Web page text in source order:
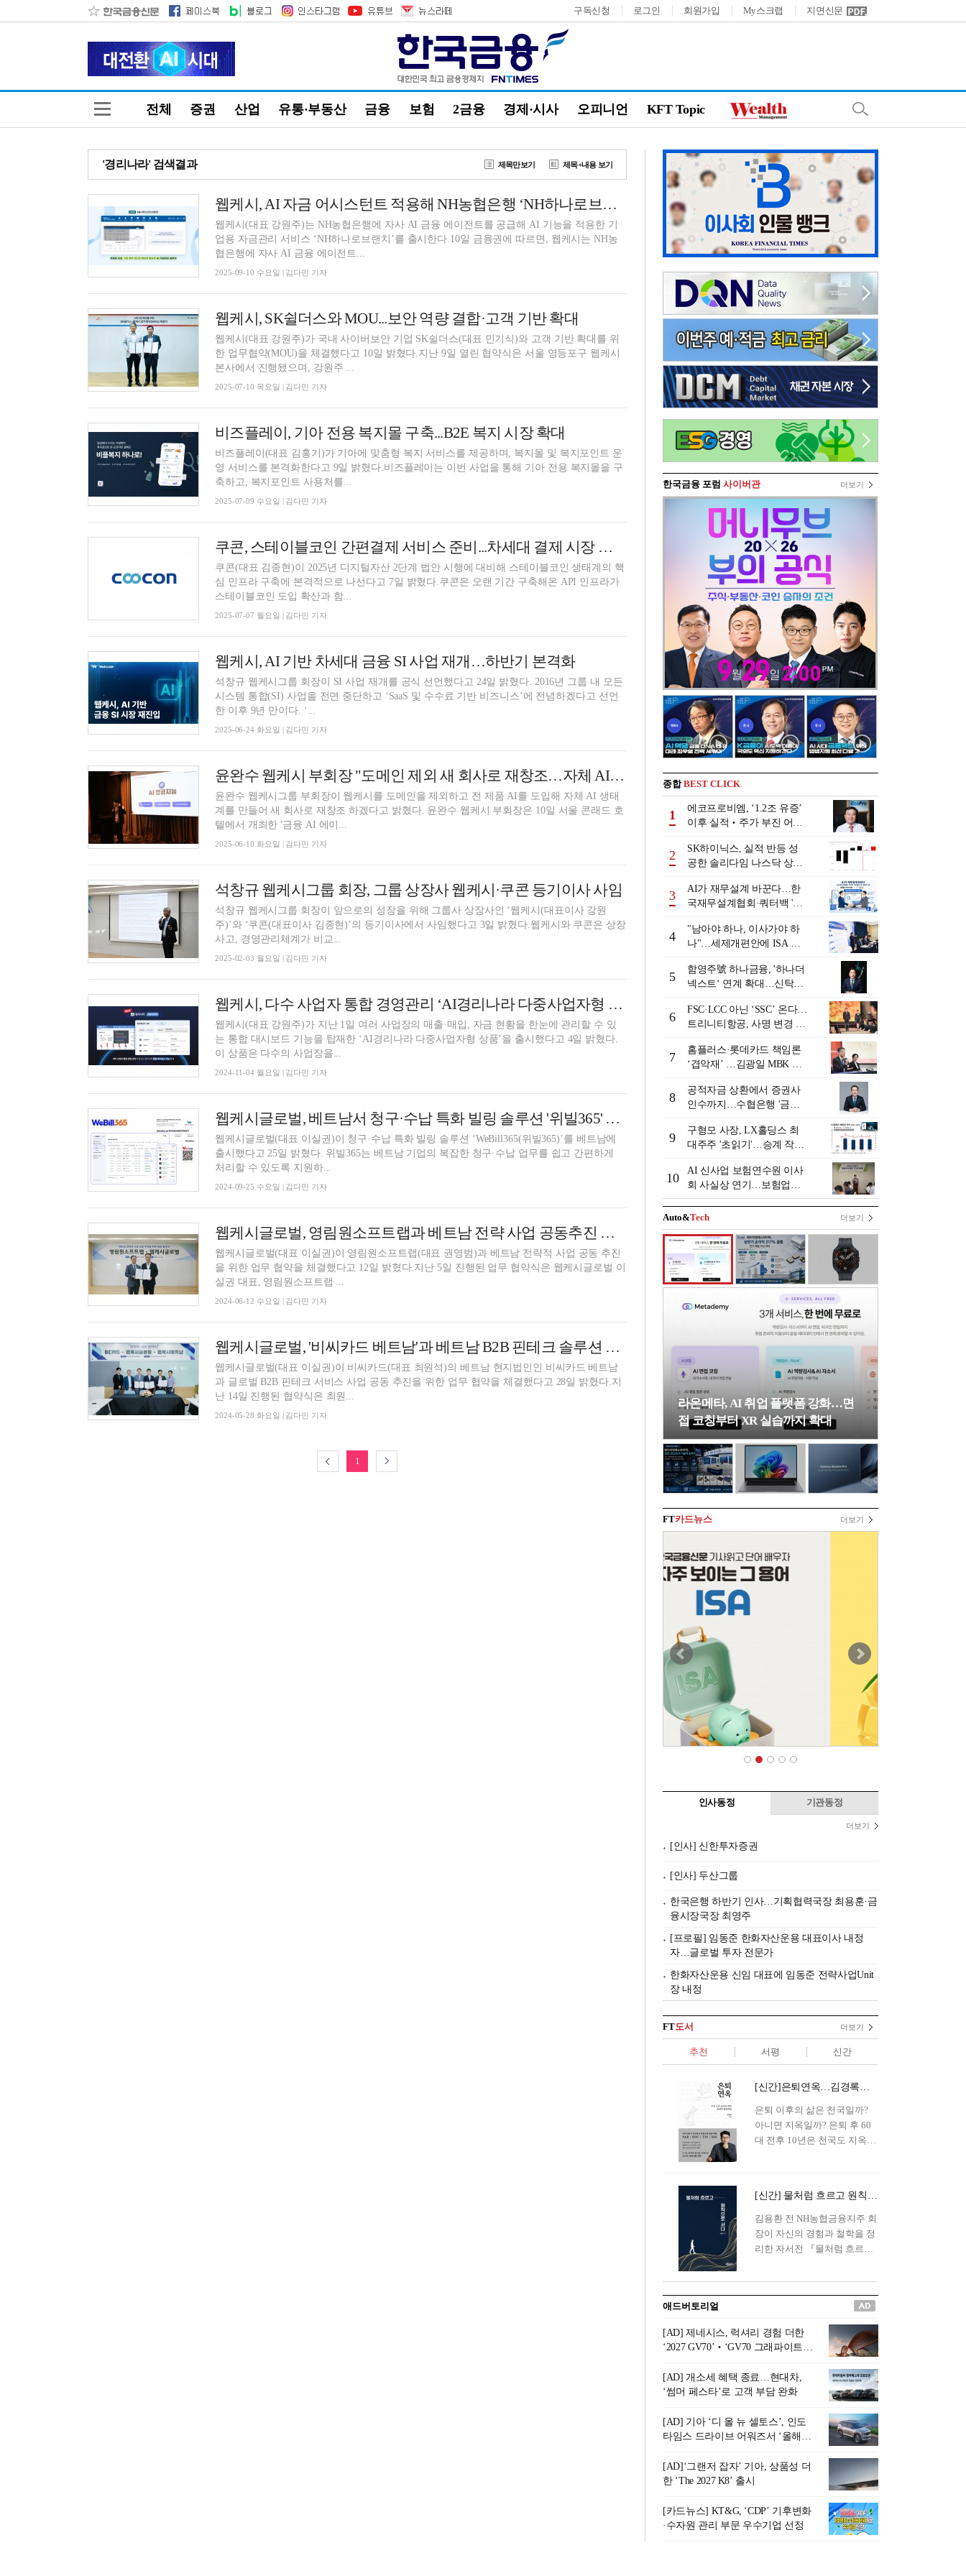
구독신청 로그인 회원가입 My스크랩 지면신문
전체 증권 산업 유통·부동산 금융 보험 2금융 경제·시사 오피니언 KFT Topic
'경리나라' 검색결과 제목만보기 제목+내용 보기
웹케시, AI 자금 어시스턴트 적용해 NH농협은행 ‘NH하나로브랜치’ 리뉴얼 [금융권 AI 행보]
웹케시(대표 강원주)는 NH농협은행에 자사 AI 금융 에이전트를 공급해 AI 기능을 적용한 기
업용 자금관리 서비스 ‘NH하나로브랜치’를 출시한다.10일 금융권에 따르면, 웹케시는 NH농
협은행에 자사 AI 금융 에이전트...
2025-09-10 수요일 | 김다민 기자
웹케시, SK쉴더스와 MOU...보안 역량 결합·고객 기반 확대
웹케시(대표 강원주)가 국내 사이버보안 기업 SK쉴더스(대표 민기식)와 고객 기반 확대를 위
한 업무협약(MOU)을 체결했다고 10일 밝혔다.지난 9일 열린 협약식은 서울 영등포구 웹케시
본사에서 진행됐으며, 강원주 ...
2025-07-10 목요일 | 김다민 기자
비즈플레이, 기아 전용 복지몰 구축...B2E 복지 시장 확대
비즈플레이(대표 김홍기)가 기아에 맞춤형 복지 서비스를 제공하며, 복지몰 및 복지포인트 운
영 서비스를 본격화한다고 9일 밝혔다.비즈플레이는 이번 사업을 통해 기아 전용 복지몰을 구
축하고, 복지포인트 사용처를...
2025-07-09 수요일 | 김다민 기자
쿠콘, 스테이블코인 간편결제 서비스 준비...차세대 결제 시장 진출
쿠콘(대표 김종현)이 2025년 디지털자산 2단계 법안 시행에 대비해 스테이블코인 생태계의 핵
심 인프라 구축에 본격적으로 나선다고 7일 밝혔다.쿠콘은 오랜 기간 구축해온 API 인프라가
스테이블코인 도입 확산과 함...
2025-07-07 월요일 | 김다민 기자
웹케시, AI 기반 차세대 금융 SI 사업 재개…하반기 본격화
석창규 웹케시그룹 회장이 SI 사업 재개를 공식 선언했다고 24일 밝혔다. 2016년 그룹 내 모든
시스템 통합(SI) 사업을 전면 중단하고 ‘SaaS 및 수수료 기반 비즈니스’에 전념하겠다고 선언
한 이후 9년 만이다. ‘...
2025-06-24 화요일 | 김다민 기자
윤완수 웹케시 부회장 "도메인 제외 새 회사로 재창조…자체 AI 생태계 구축"
윤완수 웹케시그룹 부회장이 웹케시를 도메인을 제외하고 전 제품 AI를 도입해 자체 AI 생태
계를 만들어 새 회사로 재창조 하겠다고 밝혔다. 윤완수 웹케시 부회장은 10일 서울 콘래드 호
텔에서 개최한 '금융 AI 에이...
2025-06-10 화요일 | 김다민 기자
석창규 웹케시그룹 회장, 그룹 상장사 웹케시·쿠콘 등기이사 사임
석창규 웹케시그룹 회장이 앞으로의 성장을 위해 그룹사 상장사인 ‘웹케시(대표이사 강원
주)’와 ‘쿠콘(대표이사 김종현)’의 등기이사에서 사임했다고 3일 밝혔다.웹케시와 쿠콘은 상장
사고, 경영관리체계가 비교...
2025-02-03 월요일 | 김다민 기자
웹케시, 다수 사업자 통합 경영관리 ‘AI경리나라 다중사업자형 상품’ 출시
웹케시(대표 강원주)가 지난 1일 여러 사업장의 매출·매입, 자금 현황을 한눈에 관리할 수 있
는 통합 대시보드 기능을 탑재한 ‘AI경리나라 다중사업자형 상품’을 출시했다고 4일 밝혔다.
이 상품은 다수의 사업장을...
2024-11-04 월요일 | 김다민 기자
웹케시글로벌, 베트남서 청구·수납 특화 빌링 솔루션 '위빌365' 출시
웹케시글로벌(대표 이실권)이 청구·수납 특화 빌링 솔루션 ‘WeBill365(위빌365)’를 베트남에
출시했다고 25일 밝혔다. 위빌365는 베트남 기업의 복잡한 청구·수납 업무를 쉽고 간편하게
처리할 수 있도록 지원하...
2024-09-25 수요일 | 김다민 기자
웹케시글로벌, 영림원소프트랩과 베트남 전략 사업 공동추진 맞손 [금융 협약]
웹케시글로벌(대표 이실권)이 영림원소프트랩(대표 권영범)과 베트남 전략적 사업 공동 추진
을 위한 업무 협약을 체결했다고 12일 밝혔다.지난 5일 진행된 업무 협약식은 웹케시글로벌 이
실권 대표, 영림원소프트랩 ...
2024-06-12 수요일 | 김다민 기자
웹케시글로벌, '비씨카드 베트남'과 베트남 B2B 핀테크 솔루션 사업 맞손 [금융 협약]
웹케시글로벌(대표 이실권)이 비씨카드(대표 최원석)의 베트남 현지법인인 비씨카드 베트남
과 글로벌 B2B 핀테크 서비스 사업 공동 추진을 위한 업무 협약을 체결했다고 28일 밝혔다.지
난 14일 진행된 협약식은 최원...
2024-05-28 화요일 | 김다민 기자
1
한국금융 포럼 사이버관 더보기
종합BEST CLICK
1
에코프로비엠, ‘1.2조 유증’
이후 실적‧주가 부진 어쩌
2
SK하이닉스, 실적 반등 성
공한 솔리다임 나스닥 상장
3
AI가 재무설계 바꾼다…한
국재무설계협회·쿼터백 '베
4
"남아야 하나, 이사가야 하
나"…세제개편안에 ISA 투
5
함영주號 하나금융, '하나더
넥스트‘ 연계 확대…신탁수
니어 비즈니스 돋보기]
6
FSC·LCC 아닌 ‘SSC’ 온다…
트리니티항공, 사명 변경 넘
7
홈플러스·롯데카드 책임론
‘겹악재’ …김광일 MBK 부
8
공적자금 상환에서 증권사
인수까지…수협은행 '금융
행 금융그룹의 꿈①]
9
구형모 사장, LX홀딩스 최
대주주 '초읽기'…승계 작업
10
AI 신사업 보험연수원 이사
회 사실상 연기…보험업계
"사업 타당성 검증 부족"
[보험연수원 AI사업 논란]
Auto&Tech 더보기
라온메타, AI 취업 플랫폼 강화…면
접 코칭부터 XR 실습까지 확대
FT카드뉴스 더보기
인사동정 기관동정
더보기
[인사] 신한투자증권
[인사] 두산그룹
한국은행 하반기 인사…기획협력국장 최용훈·금
융시장국장 최영주
[프로필] 임동준 한화자산운용 대표이사 내정
자…글로벌 투자 전문가
한화자산운용 신임 대표에 임동준 전략사업Unit
장 내정
FT도서 더보기
추천 서평 신간
[신간]은퇴연옥…김경록의 은퇴 후 삶의 나침반
은퇴 이후의 삶은 천국일까?
아니면 지옥일까? 은퇴 후 60
대 전후 10년은 천국도 지옥도
은퇴 설계를 가이드해 온 김경
록 옵투스자산운용의 고문이
신간 『은퇴연옥』을 내놓았
다.단테는 지옥을 '모든 희망을
록 고문은 새로운 시각을 제시
0년의 과도기는 지옥이 아니라
정화와 성장의 공간인 ‘은퇴연
옥(Purgatory)’이라는 것이다.
연옥은 고통스럽지만 끝이 있
으며, 준비를 통해 천국으로 나
아갈 수 있는 희망의 장소라고
말한
[신간] 물처럼 흐르고 원칙으로 서다…김용환의 통찰을 담다
김용환 전 NH농협금융지주 회
장이 자신의 경험과 철학을 정
리한 자서전 『물처럼 흐르고
통 관료 출신으로 한국 금융의
주요 변곡점마다 중요한 역할
을 하고 금융 경영인으로서 큰
족적을 남긴 김 전 회장이 후배
세대에게 전하는 삶의 조언을
담은 인생 노트다.『물처럼 흐
르고 원칙으로 서다』는 단순
한 자서전을 넘어, 실패를 두려
워하지 않는 용기와 자신에 대
한 믿음이 어떻게 삶을 풍요롭
게 만드는지를 보여주는 지혜
의 보고로 평가된다.김용환 전
회장은 “인생의 목표가 크더라
도 조급해하지 말고 작은 것부
터 하나 하나 성취해 나가
라”고 조언한다. 뼈아픈 실패
조차 성공의 뼈대가 된다는 긍
애드버토리얼
[AD] 제네시스, 럭셔리 경험 더한
‘2027 GV70’‧‘GV70 그래파이트’
[AD] 개소세 혜택 종료…현대차,
‘썸머 페스타’로 고객 부담 완화
[AD] 기아 ‘디 올 뉴 셀토스’, 인도
타임스 드라이브 어워즈서 ‘올해의
[AD]‘그랜저 잡자’ 기아, 상품성 더
한 ‘The 2027 K8’ 출시
[카드뉴스] KT&G, ‘CDP’ 기후변화
·수자원 관리 부문 우수기업 선정